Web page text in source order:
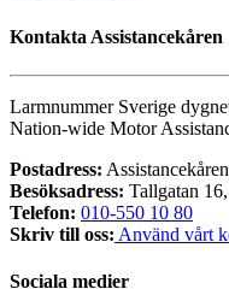
Kontakta Assistancekåren
Larmnummer Sverige
Nation-wide Motor
Postadress:
Besöksadress: Tallgatan
Telefon: 010-550 10 80
Skriv till oss: Använd vårt
Sociala medier